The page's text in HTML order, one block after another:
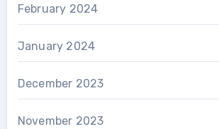
February 2024
January 2024
December 2023
November 2023